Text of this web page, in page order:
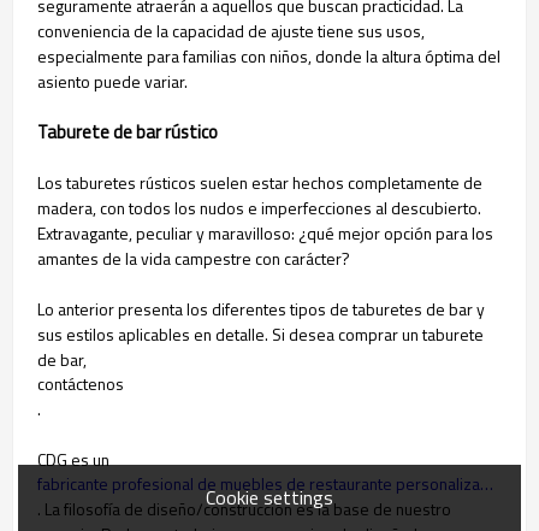
seguramente atraerán a aquellos que buscan practicidad. La
conveniencia de la capacidad de ajuste tiene sus usos,
especialmente para familias con niños, donde la altura óptima del
asiento puede variar.
Taburete de bar rústico
Los taburetes rústicos suelen estar hechos completamente de
madera, con todos los nudos e imperfecciones al descubierto.
Extravagante, peculiar y maravilloso: ¿qué mejor opción para los
amantes de la vida campestre con carácter?
Lo anterior presenta los diferentes tipos de taburetes de bar y
sus estilos aplicables en detalle. Si desea comprar un taburete
de bar,
contáctenos
.
CDG es un
fabricante profesional de muebles de restaurante personalizados para interiores y exteriores
. La filosofía de diseño/construcción es la base de nuestro
Cookie settings